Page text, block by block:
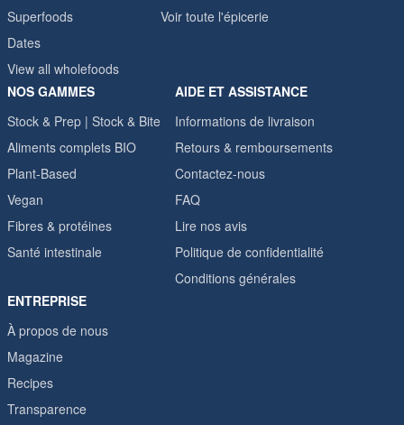
Superfoods
Dates
View all wholefoods
Voir toute l'épicerie
NOS GAMMES
Stock & Prep | Stock & Bite
Aliments complets BIO
Plant-Based
Vegan
Fibres & protéines
Santé intestinale
AIDE ET ASSISTANCE
Informations de livraison
Retours & remboursements
Contactez-nous
FAQ
Lire nos avis
Politique de confidentialité
Conditions générales
ENTREPRISE
À propos de nous
Magazine
Recipes
Transparence